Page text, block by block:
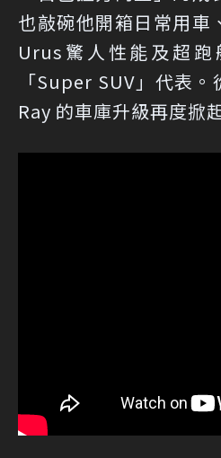
也敲碗他開箱日常用車
Urus驚人性能及超
「Super SUV」代表
Ray 的車庫升級再度掀